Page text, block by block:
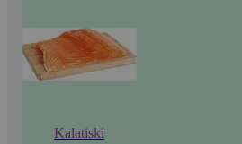
Kalatiski